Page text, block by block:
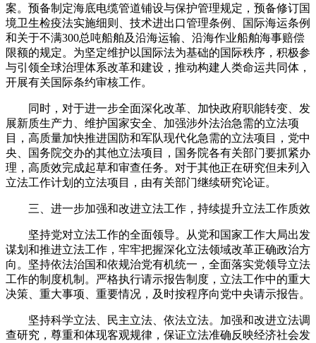
案。预备制定海底电缆管道铺设与保护管理规定，预备修订国
境卫生检疫法实施细则、技术进出口管理条例、国际海运条例
和关于不满300总吨船舶及沿海运输、沿海作业船舶海事赔偿
限额的规定。为坚定维护以国际法为基础的国际秩序，积极参
与引领全球治理体系改革和建设，推动构建人类命运共同体，
开展有关国际条约审核工作。
同时，对于进一步全面深化改革、加快政府职能转变、发
展新质生产力、维护国家安全、加强涉外法治急需的立法项
目，高质量加快推进国防和军队现代化急需的立法项目，党中
央、国务院交办的其他立法项目，国务院各有关部门要抓紧办
理，高质效完成起草和审查任务。对于其他正在研究但未列入
立法工作计划的立法项目，由有关部门继续研究论证。
三、进一步加强和改进立法工作，持续提升立法工作质效
坚持党对立法工作的全面领导。从党和国家工作大局出发
谋划和推进立法工作，牢牢把握深化立法领域改革正确政治方
向。坚持依法治国和依规治党有机统一，全面落实党领导立法
工作的制度机制。严格执行请示报告制度，立法工作中的重大
决策、重大事项、重要情况，及时按程序向党中央请示报告。
坚持科学立法、民主立法、依法立法。加强和改进立法调
查研究，尊重和体现客观规律，保证立法准确反映经济社会发